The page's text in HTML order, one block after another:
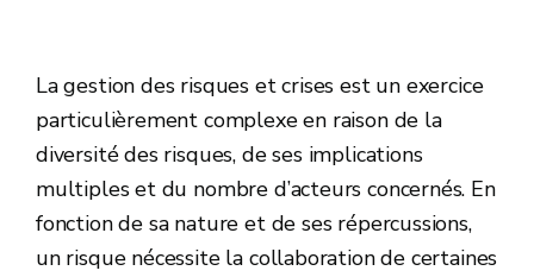
La gestion des risques et crises est un exercice
particulièrement complexe en raison de la
diversité des risques, de ses implications
multiples et du nombre d’acteurs concernés. En
fonction de sa nature et de ses répercussions,
un risque nécessite la collaboration de certaines